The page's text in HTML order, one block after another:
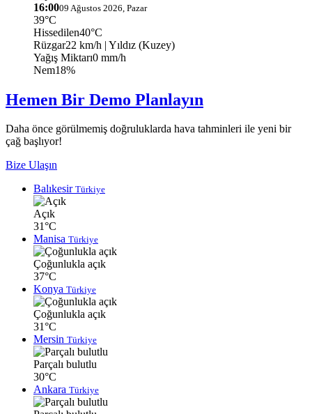
16:0009 Ağustos 2026, Pazar
39°C
Hissedilen40°C
Rüzgar22 km/h | Yıldız (Kuzey)
Yağış Miktarı0 mm/h
Nem18%
Hemen Bir Demo Planlayın
Daha önce görülmemiş doğruluklarda hava tahminleri ile yeni bir
çağ başlıyor!
Bize Ulaşın
Balıkesir Türkiye
Açık
31°C
Manisa Türkiye
Çoğunlukla açık
37°C
Konya Türkiye
Çoğunlukla açık
31°C
Mersin Türkiye
Parçalı bulutlu
30°C
Ankara Türkiye